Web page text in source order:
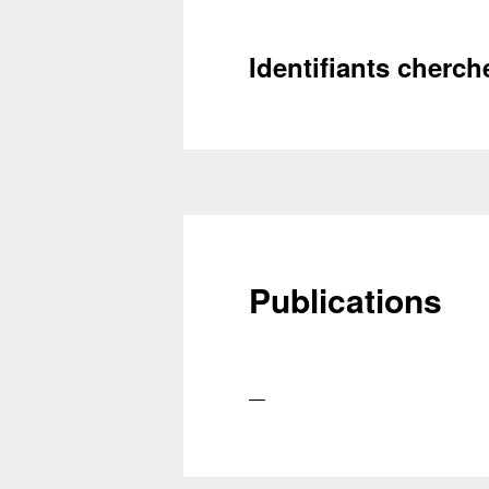
Identifiants
Publications
—